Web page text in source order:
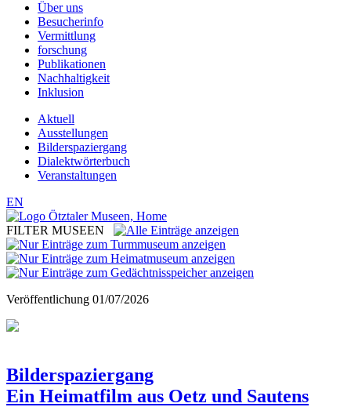
Über uns
Besucherinfo
Vermittlung
forschung
Publikationen
Nachhaltigkeit
Inklusion
Aktuell
Ausstellungen
Bilderspaziergang
Dialektwörterbuch
Veranstaltungen
EN
FILTER MUSEEN
Veröffentlichung 01/07/2026
Bilderspaziergang
Ein Heimatfilm aus Oetz und Sautens